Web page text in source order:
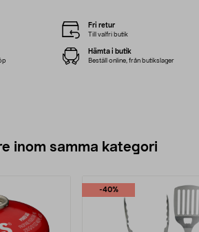
Fri retur
Till valfri butik
Hämta i butik
Beställ online, från butikslager
inom samma kategori
-40%